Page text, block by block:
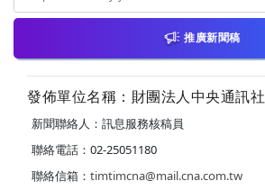
推廣新聞稿
發佈單位名稱：財團法人中央通訊社
新聞聯絡人：訊息服務核稿員
聯絡電話：02-25051180
聯絡信箱： timtimcna@mail.cna.com.tw